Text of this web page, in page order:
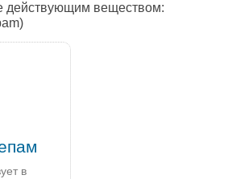
действующим веществом:
в